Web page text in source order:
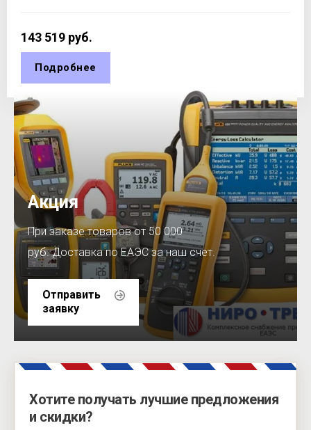
Акция
При заказе товаров от 50 000
руб. Доставка по ЕАЭС за наш счет.
Отправить
заявку
Хотите получать лучшие предложения
и скидки?
143 519 руб.
Подробнее